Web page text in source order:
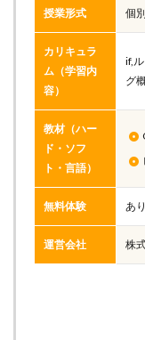
授業形式 個
カリキュラ
ム（学習内
容）
if,
グ
教材（ハー
ド・ソフ
ト・言語）
無料体験 あ
運営会社 株